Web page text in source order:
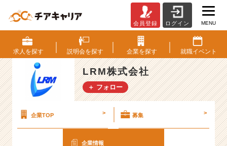
R
M
株
式
会
社
の
報
会員登録 ログイン MENU
求人を探す 説明会を探す 企業を探す 就職イベント
LRM株式会社
＋ フォロー
企業TOP > 募集 >
企業情報